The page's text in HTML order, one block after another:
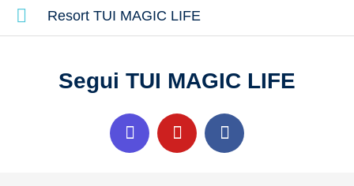
Resort TUI MAGIC LIFE
Segui TUI MAGIC LIFE